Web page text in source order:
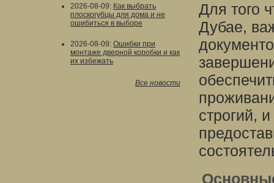
2026-08-09: Как выбрать
плоскогубцы для дома и не
ошибиться в выборе
2026-08-09: Ошибки при
монтаже дверной коробки и как
их избежать
Все новости
Для того
Дубае,
строгий,